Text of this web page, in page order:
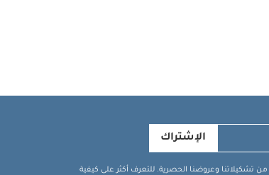
الإشتراك
من تشكيلاتنا وعروضنا الحصرية. للتعرف أكثر على كيفية